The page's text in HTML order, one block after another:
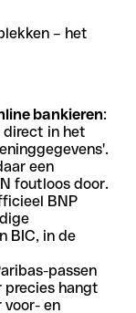
– het
bankieren:
direct in het
een
foutloos door.
BNP
BIC, in de
passen
precies hangt
voor- en